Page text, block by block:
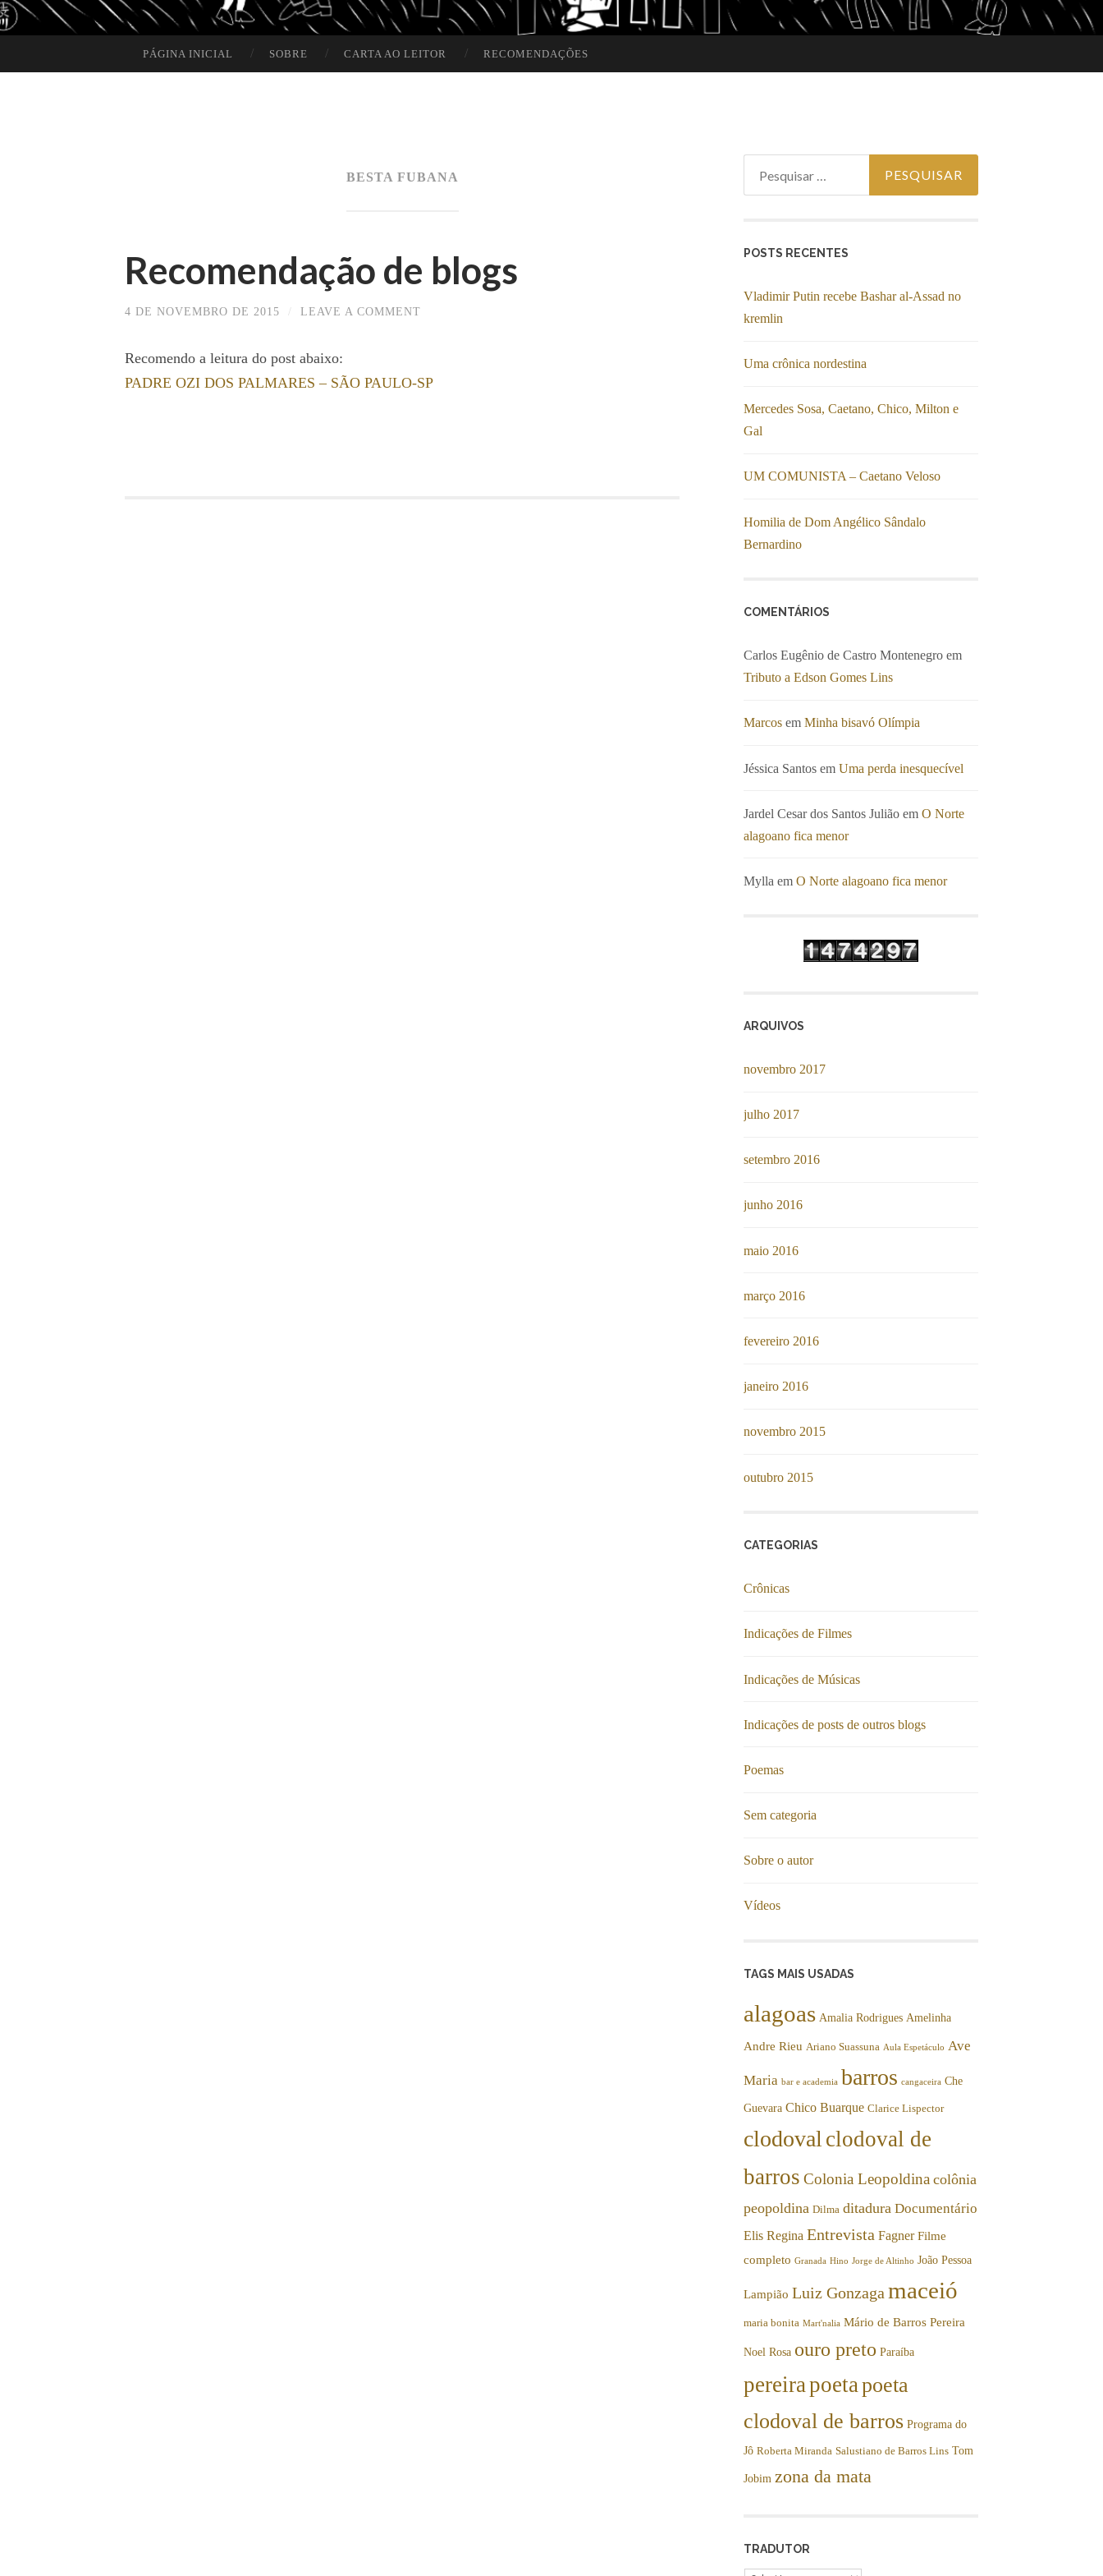
PÁGINA INICIAL SOBRE CARTA AO LEITOR RECOMENDAÇÕES
BESTA FUBANA
Recomendação de blogs
4 DE NOVEMBRO DE 2015 LEAVE A COMMENT
Recomendo a leitura do post abaixo:
PADRE OZI DOS PALMARES – SÃO PAULO-SP
POSTS RECENTES
Vladimir Putin recebe Bashar al-Assad no
kremlin
Uma crônica nordestina
Mercedes Sosa, Caetano, Chico, Milton e
Gal
UM COMUNISTA – Caetano Veloso
Homilia de Dom Angélico Sândalo
Bernardino
COMENTÁRIOS
Carlos Eugênio de Castro Montenegro em
Tributo a Edson Gomes Lins
Marcos em Minha bisavó Olímpia
Jéssica Santos em Uma perda inesquecível
Jardel Cesar dos Santos Julião em O Norte
alagoano fica menor
Mylla em O Norte alagoano fica menor
ARQUIVOS
novembro 2017
julho 2017
setembro 2016
junho 2016
maio 2016
março 2016
fevereiro 2016
janeiro 2016
novembro 2015
outubro 2015
CATEGORIAS
Crônicas
Indicações de Filmes
Indicações de Músicas
Indicações de posts de outros blogs
Poemas
Sem categoria
Sobre o autor
Vídeos
TAGS MAIS USADAS
alagoas Amalia Rodrigues Amelinha
Andre Rieu Ariano Suassuna Aula Espetáculo Ave
Maria bar e academia barros cangaceira Che
Guevara Chico Buarque Clarice Lispector
clodoval clodoval de
barros Colonia Leopoldina colônia
peopoldina Dilma ditadura Documentário
Elis Regina Entrevista Fagner Filme
completo Granada Hino Jorge de Altinho João Pessoa
Lampião Luiz Gonzaga maceió
maria bonita Mart'nalia Mário de Barros Pereira
Noel Rosa ouro preto Paraíba
pereira poeta poeta
clodoval de barros Programa do
Jô Roberta Miranda Salustiano de Barros Lins Tom
Jobim zona da mata
TRADUTOR